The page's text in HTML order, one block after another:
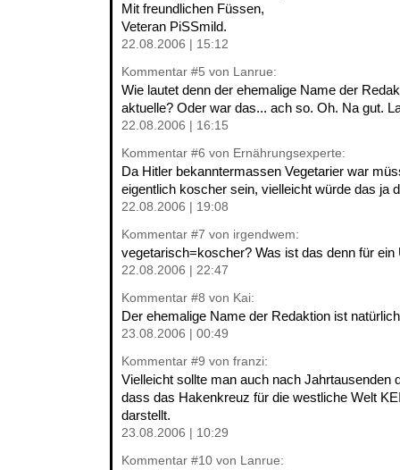
Mit freundlichen Füssen,
Veteran PiSSmild.
22.08.2006 | 15:12
Kommentar #5 von Lanrue:
Wie lautet denn der ehemalige Name der
aktuelle? Oder war das... ach so. Oh. Na gut.
22.08.2006 | 16:15
Kommentar #6 von Ernährungsexperte:
Da Hitler bekanntermassen Vegetarier war
eigentlich koscher sein, vielleicht würde das ja
22.08.2006 | 19:08
Kommentar #7 von irgendwem:
vegetarisch=koscher? Was ist das denn für
22.08.2006 | 22:47
Kommentar #8 von Kai:
Der ehemalige Name der Redaktion ist
23.08.2006 | 00:49
Kommentar #9 von franzi:
Vielleicht sollte man auch nach Jahrtausenden
dass das Hakenkreuz für die westliche Welt
darstellt.
23.08.2006 | 10:29
Kommentar #10 von Lanrue: